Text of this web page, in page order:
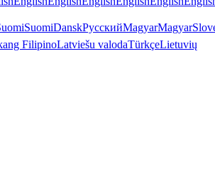
SuomiDanskРусскийMagyarMagyar
FilipinoLatviešu valodaTürkçeLietuvių